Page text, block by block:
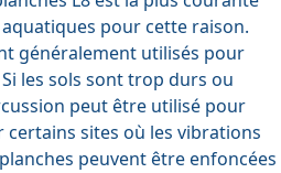
pour cette raison.
généralement utilisés pour
les sols sont trop durs ou
peut être utilisé pour
sites où les vibrations
peuvent être enfoncées